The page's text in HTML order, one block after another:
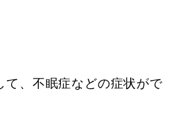
て、不眠症などの症状がで